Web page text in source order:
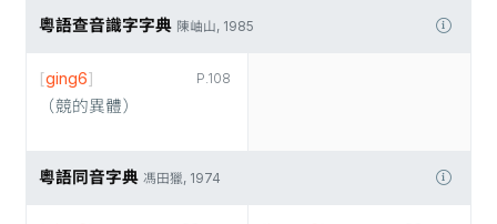
粵語查音識字字典 陳岫山, 1985
P.108
[ging6]
（競的異體）
粵語同音字典 馮田獵, 1974